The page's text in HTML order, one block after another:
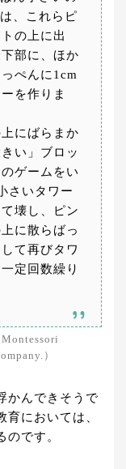
、これらピ
の上に出
部に、ほか
ぺんに1cm
を作りま
にばらまか
い」ブロッ
ゲームをい
さいタワー
壊し、ピン
に散らばっ
て再びタワ
定回数繰り
）
かんできそうで
においては、
です。